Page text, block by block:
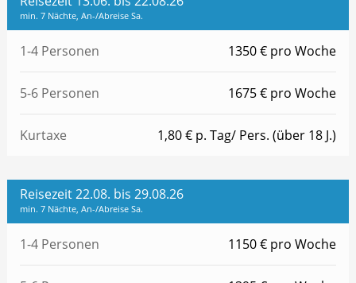
min. 7 Nächte, An-/Abreise Sa.
1-4 Personen 1350 € pro Woche
5-6 Personen 1675 € pro Woche
Kurtaxe 1,80 € p. Tag/ Pers. (über 18 J.)
Reisezeit 22.08. bis 29.08.26
min. 7 Nächte, An-/Abreise Sa.
1-4 Personen 1150 € pro Woche